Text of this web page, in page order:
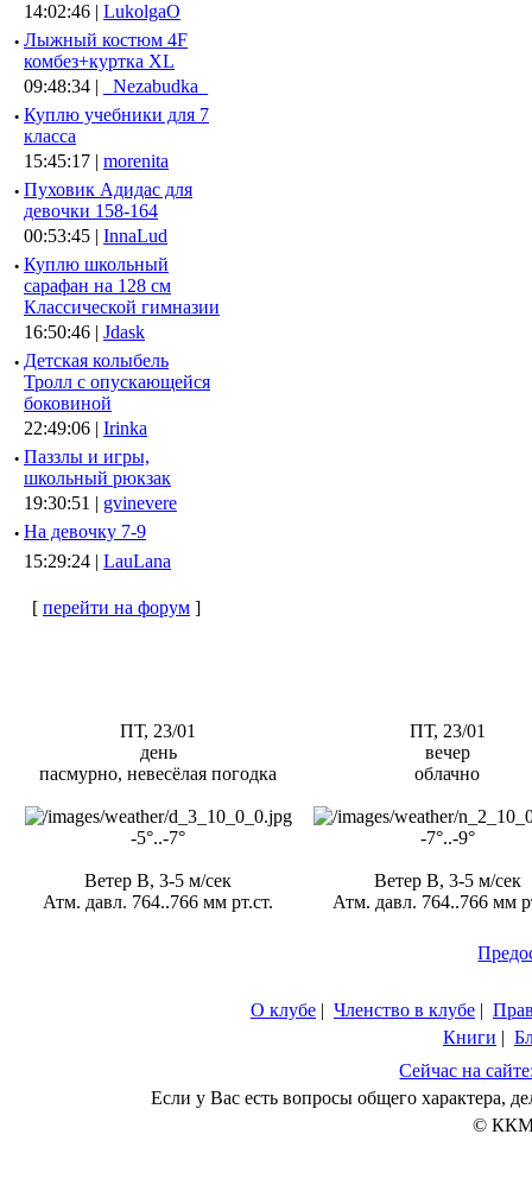
14:02:46 | LukolgaO
· Лыжный костюм 4F
комбез+куртка XL
09:48:34 |
_Nezabudka_
· Куплю учебники для 7
класса
15:45:17 | morenita
· Пуховик Адидас для
девочки 158-164
00:53:45 | InnaLud
· Куплю школьный
сарафан на 128 см
Классической гимназии
16:50:46 | Jdask
· Детская колыбель
Тролл с опускающейся
боковиной
22:49:06 | Irinka
· Паззлы и игры,
школьный рюкзак
19:30:51 | gvinevere
· Hа девочку 7-9
15:29:24 | LauLana
[ перейти на форум ]
ПТ, 23/01
день
пасмурно, невесёлая погодка
-5°..-7°
Ветер В, 3-5 м/сек
Атм. давл. 764..766 мм рт.ст.
ПТ, 23/01
вечер
облачно
-7°..-9°
Ветер В, 3-5 м/сек
Атм. давл. 764..766 мм
О клубе | Членство в клубе |
Книги |
Сейчас на
Если у Вас есть вопросы общего характера,
© ККМ